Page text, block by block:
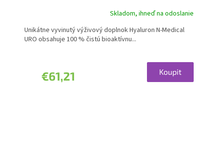
produktu
je
hviezdičiek.
Skladom, ihneď na odoslanie
€61,21 Koupit
Unikátne vyvinutý výživový doplnok Hyaluron N-Medical
URO obsahuje 100 % čistú bioaktívnu...